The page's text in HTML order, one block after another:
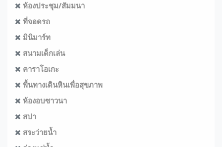
ห้องประชุม/สัมมนา
ที่จอดรถ
มินิมาร์ท
สนามเด็กเล่น
คาราโอเกะ
พื้นทางเดินหินเพื่อสุขภาพ
ห้องอบซาวนา
สปา
สระว่ายน้ำ